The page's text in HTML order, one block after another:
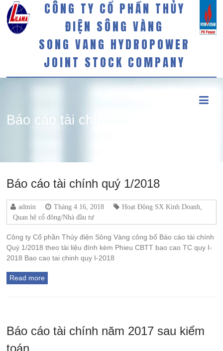
CÔNG TY CỔ PHẦN THỦY
ĐIỆN SÔNG VÀNG
SONG VANG HYDROPOWER
JOINT STOCK COMPANY
Báo cáo tài chính quý 1/2018
Báo cáo tài chính quý 1/2018
admin Tháng 4 16, 2018 Hoạt Động SX Kinh Doanh
Quan hệ cổ đông/Nhà đầu tư
Công ty Cổ phần Thủy điện Sông Vàng công bố Báo cáo tài chính
Quý 1/2018 theo tài liệu đính kèm Phieu CBTT bao cao TC quy I-
2018 Bao cao tai chinh quy I-2018
Read more
Báo cáo tài chính năm 2017 sau kiểm
toán